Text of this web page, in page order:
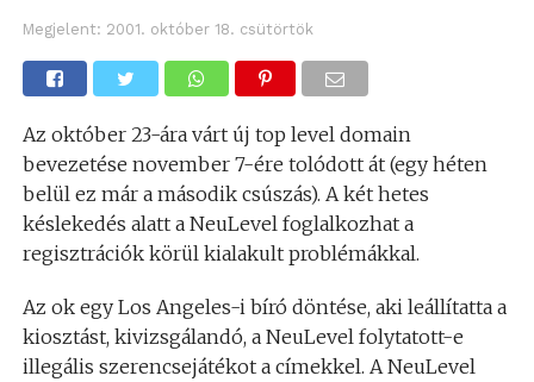
Megjelent: 2001. október 18. csütörtök
Az október 23-ára várt új top level domain
bevezetése november 7-ére tolódott át (egy héten
belül ez már a második csúszás). A két hetes
késlekedés alatt a NeuLevel foglalkozhat a
regisztrációk körül kialakult problémákkal.
Az ok egy Los Angeles-i bíró döntése, aki leállítatta a
kiosztást, kivizsgálandó, a NeuLevel folytatott-e
illegális szerencsejátékot a címekkel. A NeuLevel